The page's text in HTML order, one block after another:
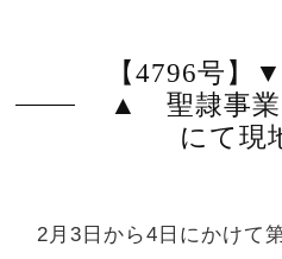
【4796号】
▲ 聖隷事業
にて現
2月3日から4日にかけて